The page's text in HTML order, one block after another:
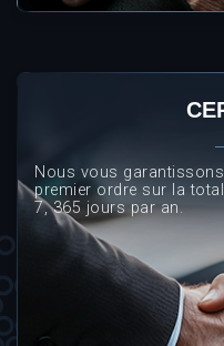
Nous vous
premier ordre sur la
7, 365 jours par an.